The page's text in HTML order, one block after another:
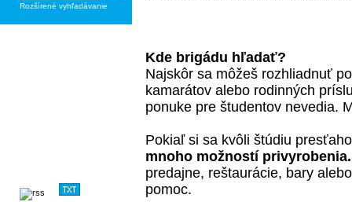
Rozšírené vyhľadávanie
Kde brigádu hľadať?
Najskôr sa môžeš rozhliadnuť
kamarátov alebo rodinných
ponuke pre študentov nevedia.
Pokiaľ si sa kvôli štúdiu
mnoho možností privyrobenia.
predajne, reštaurácie, bary
pomoc.